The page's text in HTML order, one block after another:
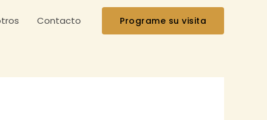
Contacto Programe su visita